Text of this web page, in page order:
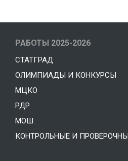
РАБОТЫ 2025-2026
СТАТГРАД
ОЛИМПИАДЫ И КОНКУРСЫ
МЦКО
РДР
МОШ
КОНТРОЛЬНЫЕ И